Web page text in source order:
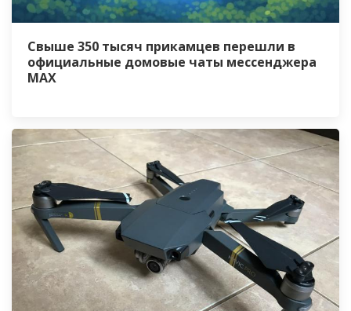
Свыше 350 тысяч прикамцев перешли в
официальные домовые чаты мессенджера
MАХ